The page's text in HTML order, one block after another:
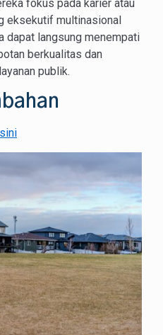
fokus pada karier atau
eksekutif multinasional
dapat langsung menempati
berkualitas dan
publik.